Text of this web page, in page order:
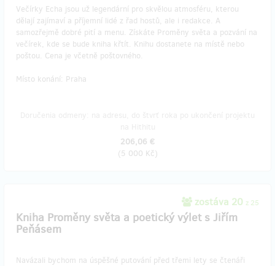
Večírky Echa jsou už legendární pro skvělou atmosféru, kterou
dělají zajímaví a příjemní lidé z řad hostů, ale i redakce. A
samozřejmě dobré pití a menu. Získáte Proměny světa a pozvání na
večírek, kde se bude kniha křtít. Knihu dostanete na místě nebo
poštou. Cena je včetně poštovného.
Místo konání: Praha
206,06 €
(5 000 Kč)
zostáva 20 z 25
Kniha Proměny světa a poetický výlet s Jiřím
Peňásem
Navázali bychom na úspěšné putování před třemi lety se čtenáři